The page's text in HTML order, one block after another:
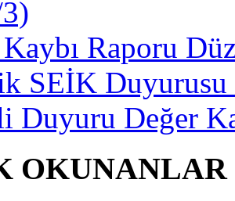
Raporu
SEİK Duyurusu
Duyuru Değer
OKUNANLAR